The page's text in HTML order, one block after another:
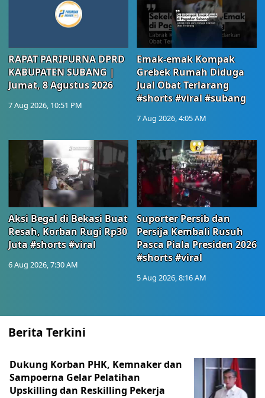
RAPAT PARIPURNA DPRD
KABUPATEN SUBANG |
Jumat, 8 Agustus 2026
7 Aug 2026, 10:51 PM
Emak-emak Kompak
Grebek Rumah Diduga
Jual Obat Terlarang
#shorts #viral #subang
7 Aug 2026, 4:05 AM
Aksi Begal di Bekasi Buat
Resah, Korban Rugi Rp30
Juta #shorts #viral
6 Aug 2026, 7:30 AM
Suporter Persib dan
Persija Kembali Rusuh
Pasca Piala Presiden 2026
#shorts #viral
5 Aug 2026, 8:16 AM
Berita Terkini
Dukung Korban PHK, Kemnaker dan
Sampoerna Gelar Pelatihan
Upskilling dan Reskilling Pekerja